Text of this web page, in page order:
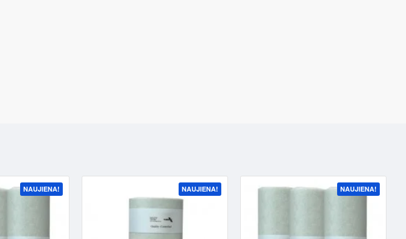
NAUJIENA! NAUJIENA! NAUJIENA!